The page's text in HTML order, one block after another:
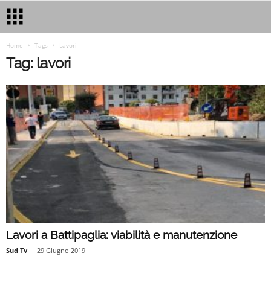
Home Tags Lavori
Tag: lavori
Lavori a Battipaglia: viabilità e manutenzione
Sud Tv - 29 Giugno 2019